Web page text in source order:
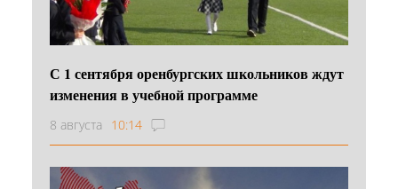
С 1 сентября оренбургских школьников ждут
изменения в учебной программе
8 августа 10:14